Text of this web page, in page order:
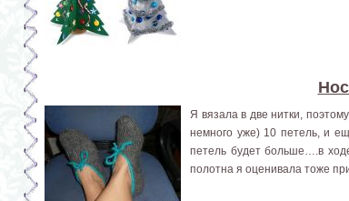
Я вязала в две нитки,
немного уже) 10 петель, и
петель будет больше….в
полотна я оценивала тоже